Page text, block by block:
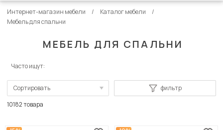
МЕБЕЛЬ ДЛЯ СПАЛЬНИ
Интернет-магазин мебели
Каталог мебели
Мебель для спальни
Часто ищут:
Сортировать
фильтр
10182 товара